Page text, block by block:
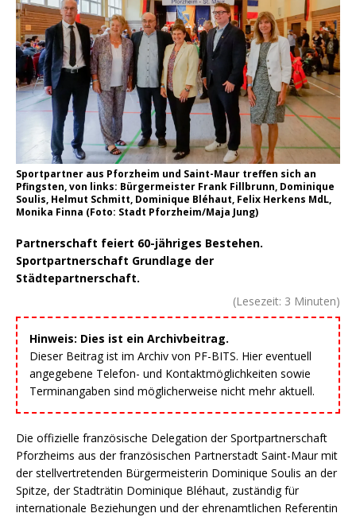
Sportpartner aus Pforzheim und Saint-Maur treffen sich an
Pfingsten, von links: Bürgermeister Frank Fillbrunn, Dominique
Soulis, Helmut Schmitt, Dominique Bléhaut, Felix Herkens MdL,
Monika Finna (Foto: Stadt Pforzheim/Maja Jung)
Partnerschaft feiert 60-jähriges Bestehen.
Sportpartnerschaft Grundlage der
Städtepartnerschaft.
(Lesezeit: 3 Minuten)
Hinweis: Dies ist ein Archivbeitrag.
Dieser Beitrag ist im Archiv von PF-BITS. Hier eventuell
angegebene Telefon- und Kontaktmöglichkeiten sowie
Terminangaben sind möglicherweise nicht mehr aktuell.
Die offizielle französische Delegation der Sportpartnerschaft
Pforzheims aus der französischen Partnerstadt Saint-Maur mit
der stellvertretenden Bürgermeisterin Dominique Soulis an der
Spitze, der Stadträtin Dominique Bléhaut, zuständig für
internationale Beziehungen und der ehrenamtlichen Referentin